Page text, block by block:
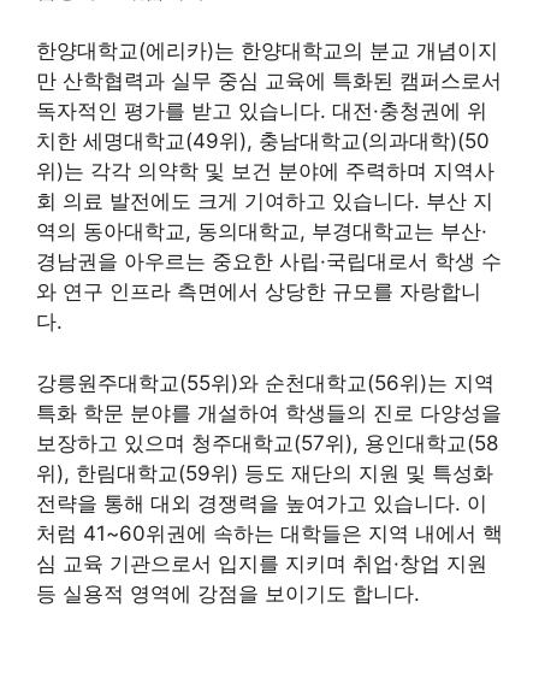
한양대학교(에리카)는 한양대학교의 분교 개념이지
만 산학협력과 실무 중심 교육에 특화된 캠퍼스로서
독자적인 평가를 받고 있습니다. 대전·충청권에 위
치한 세명대학교(49위), 충남대학교(의과대학)(50
위)는 각각 의약학 및 보건 분야에 주력하며 지역사
회 의료 발전에도 크게 기여하고 있습니다. 부산 지
역의 동아대학교, 동의대학교, 부경대학교는 부산·
경남권을 아우르는 중요한 사립·국립대로서 학생 수
와 연구 인프라 측면에서 상당한 규모를 자랑합니
다.
강릉원주대학교(55위)와 순천대학교(56위)는 지역
특화 학문 분야를 개설하여 학생들의 진로 다양성을
보장하고 있으며 청주대학교(57위), 용인대학교(58
위), 한림대학교(59위) 등도 재단의 지원 및 특성화
전략을 통해 대외 경쟁력을 높여가고 있습니다. 이
처럼 41~60위권에 속하는 대학들은 지역 내에서 핵
심 교육 기관으로서 입지를 지키며 취업·창업 지원
등 실용적 영역에 강점을 보이기도 합니다.